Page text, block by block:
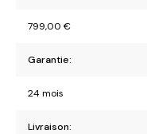
799,00 €
Garantie:
24 mois
Livraison: